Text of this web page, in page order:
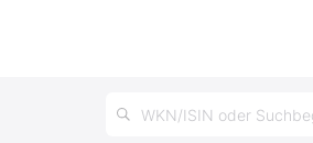
WKN/ISIN oder